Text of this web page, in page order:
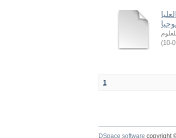
)
1
DSpace software copyright